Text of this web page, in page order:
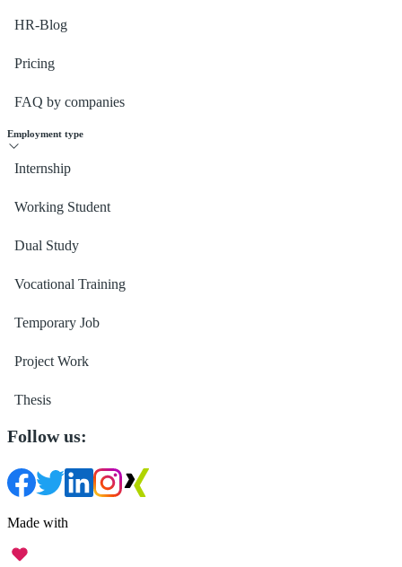
HR-Blog
Pricing
FAQ by companies
Employment type
Internship
Working Student
Dual Study
Vocational Training
Temporary Job
Project Work
Thesis
Follow us:
Made with